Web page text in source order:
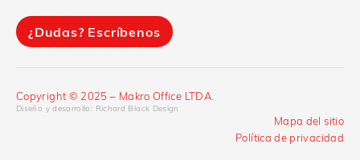
Copyright © 2025 – Makro Office LTDA.
Diseño y desarrollo: Richard Black Design
Mapa del sitio
Política de privacidad